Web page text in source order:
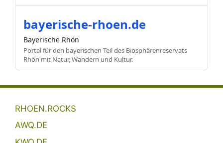
bayerische-rhoen.de
Bayerische Rhön
Portal für den bayerischen Teil des Biosphärenreservats
Rhön mit Natur, Wandern und Kultur.
RHOEN.ROCKS
AWQ.DE